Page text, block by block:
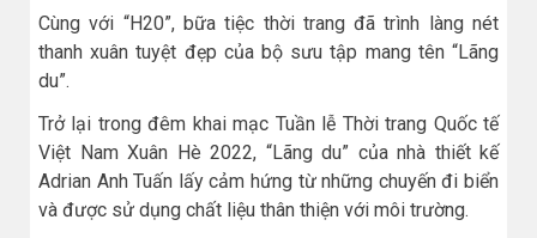
Cùng với “H20”, bữa tiệc thời trang đã trình làng nét
thanh xuân tuyệt đẹp của bộ sưu tập mang tên “Lãng
du”.
Trở lại trong đêm khai mạc Tuần lễ Thời trang Quốc tế
Việt Nam Xuân Hè 2022, “Lãng du” của nhà thiết kế
Adrian Anh Tuấn lấy cảm hứng từ những chuyến đi biển
và được sử dụng chất liệu thân thiện với môi trường.